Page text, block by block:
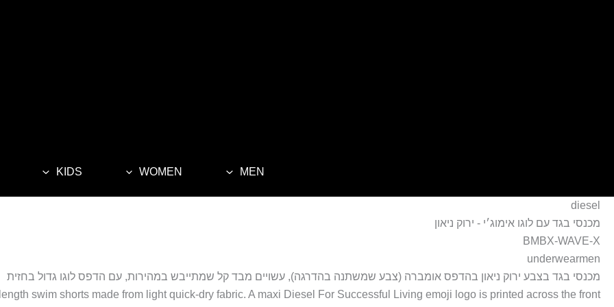
MEN
WOMEN
KIDS
diesel
מכנסי בגד עם לוגו אימוג׳י - ירוק ניאון
BMBX-WAVE-X
underwearmen
מכנסי בגד בצבע ירוק ניאון בהדפס אומברה (צבע שמשתנה בהדרגה), עשויים מבד קל שמתייבש במהירות, עם הדפס לוגו גדול בחזית
swim shorts made from light quick-dry fabric. A maxi Diesel For Successful Living emoji logo is printed across the front.